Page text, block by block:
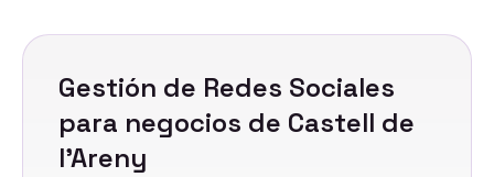
Gestión de Redes Sociales
para negocios de Castell de
l'Areny